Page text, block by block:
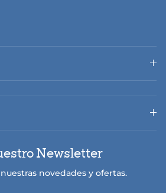
Newsletter
novedades y ofertas.